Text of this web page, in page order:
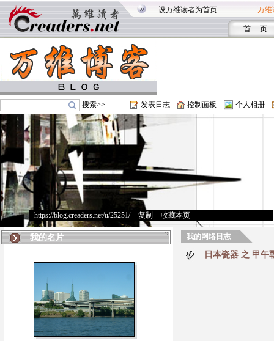
设万维读者为首页 万维
首 页
搜索>> 发表日志 控制面板 个人相册
https://blog.creaders.net/u/25251/> 复制 收藏本页
我的名片 我的网络日志
日本瓷器 之 甲午